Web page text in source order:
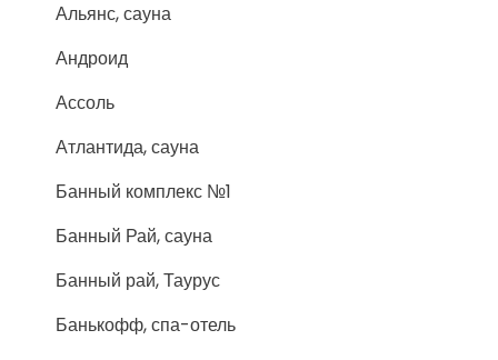
Альянс, сауна
Андроид
Ассоль
Атлантида, сауна
Банный комплекс №1
Банный Рай, сауна
Банный рай, Таурус
Банькофф, спа-отель